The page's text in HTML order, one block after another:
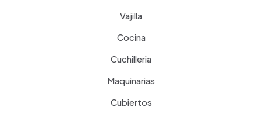
Vajilla
Cocina
Cuchilleria
Maquinarias
Cubiertos